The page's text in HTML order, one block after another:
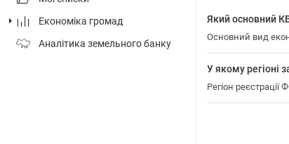
Економіка громад
Аналітика земельного банку
Який основний
Основний вид
У якому
Регіон